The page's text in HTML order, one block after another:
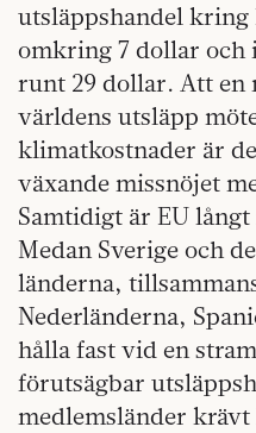
utsläppshandel kring
omkring 7 dollar och
runt 29 dollar. Att en
världens utsläpp
klimatkostnader är
växande missnöjet
Samtidigt är EU
Medan Sverige och
länderna,
Nederländerna,
hålla fast vid en
förutsägbar
medlemsländer